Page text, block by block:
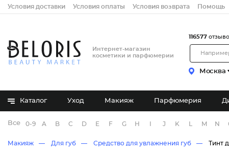
Условия доставки Условия оплаты Условия возврата Помощь
Интернет-магазин
косметики и парфюмерии
Москва
116577
Каталог Уход Макияж Парфюмерия
Все бренды
0-9 A B C D E F G H J K M N
Макияж Для губ Средство для увлажнения губ Тинт